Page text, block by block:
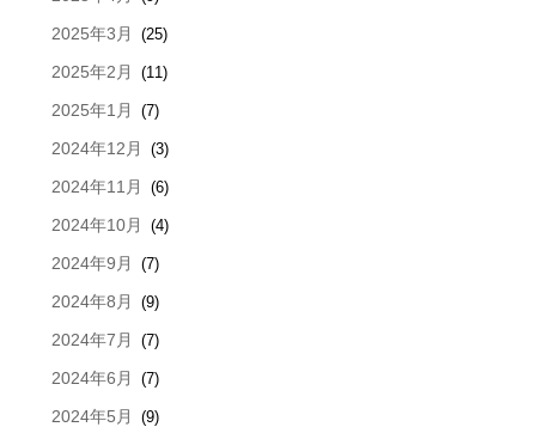
2025年3月 (25)
2025年2月 (11)
2025年1月 (7)
2024年12月 (3)
2024年11月 (6)
2024年10月 (4)
2024年9月 (7)
2024年8月 (9)
2024年7月 (7)
2024年6月 (7)
2024年5月 (9)